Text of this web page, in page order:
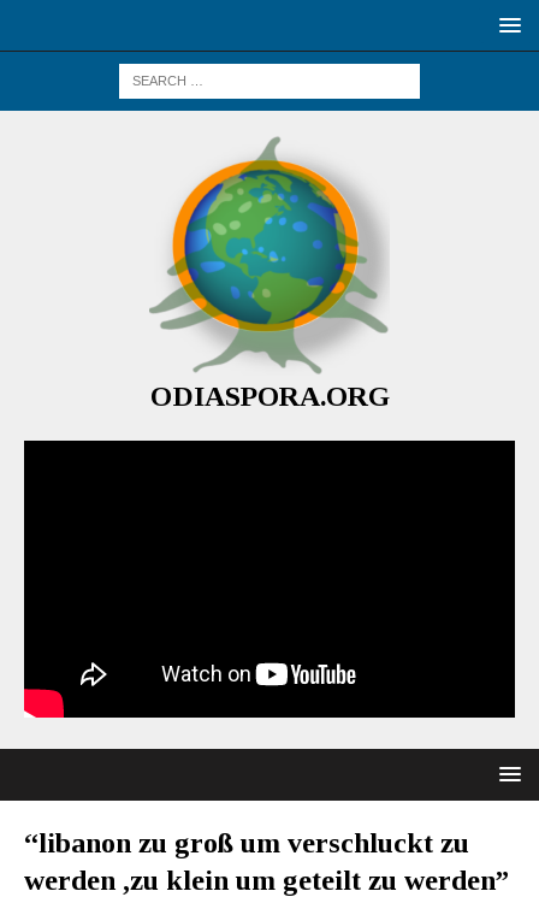
ODIASPORA.ORG
“libanon zu groß um verschluckt zu
werden ,zu klein um geteilt zu werden”